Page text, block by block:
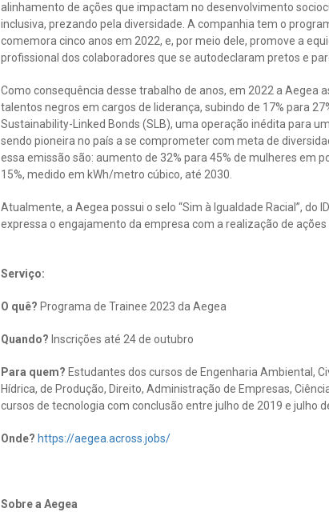
alinhamento de ações que impactam no desenvolvimento
inclusiva, prezando pela diversidade. A companhia tem o
comemora cinco anos em 2022, e, por meio dele, promove a
profissional dos colaboradores que se autodeclaram pretos e
Como consequência desse trabalho de anos, em 2022 a
talentos negros em cargos de liderança, subindo de 17% para
Sustainability-Linked Bonds (SLB), uma operação inédita para
sendo pioneira no país a se comprometer com meta de
essa emissão são: aumento de 32% para 45% de mulheres em
15%, medido em kWh/metro cúbico, até 2030.
Atualmente, a Aegea possui o selo “Sim à Igualdade Racial”, do
expressa o engajamento da empresa com a realização de
Serviço:
O quê? Programa de Trainee 2023 da Aegea
Quando? Inscrições até 24 de outubro
Para quem? Estudantes dos cursos de Engenharia Ambiental,
Hídrica, de Produção, Direito, Administração de Empresas,
cursos de tecnologia com conclusão entre julho de 2019 e julho
Onde? https://aegea.across.jobs/
Sobre a Aegea